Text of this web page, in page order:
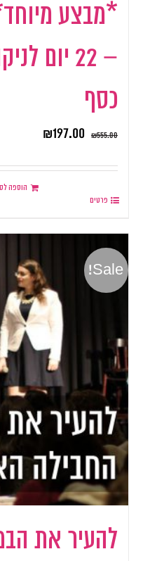
*מבצע
– 22 יום
כסף
₪555.00
₪197.00
הוספה
פרטים
Sale!
להעיר את